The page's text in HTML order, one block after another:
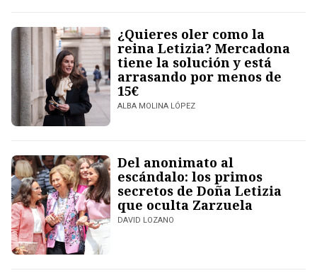
¿Quieres oler como la
reina Letizia? Mercadona
tiene la solución y está
arrasando por menos de
15€
ALBA MOLINA LÓPEZ
Del anonimato al
escándalo: los primos
secretos de Doña Letizia
que oculta Zarzuela
DAVID LOZANO